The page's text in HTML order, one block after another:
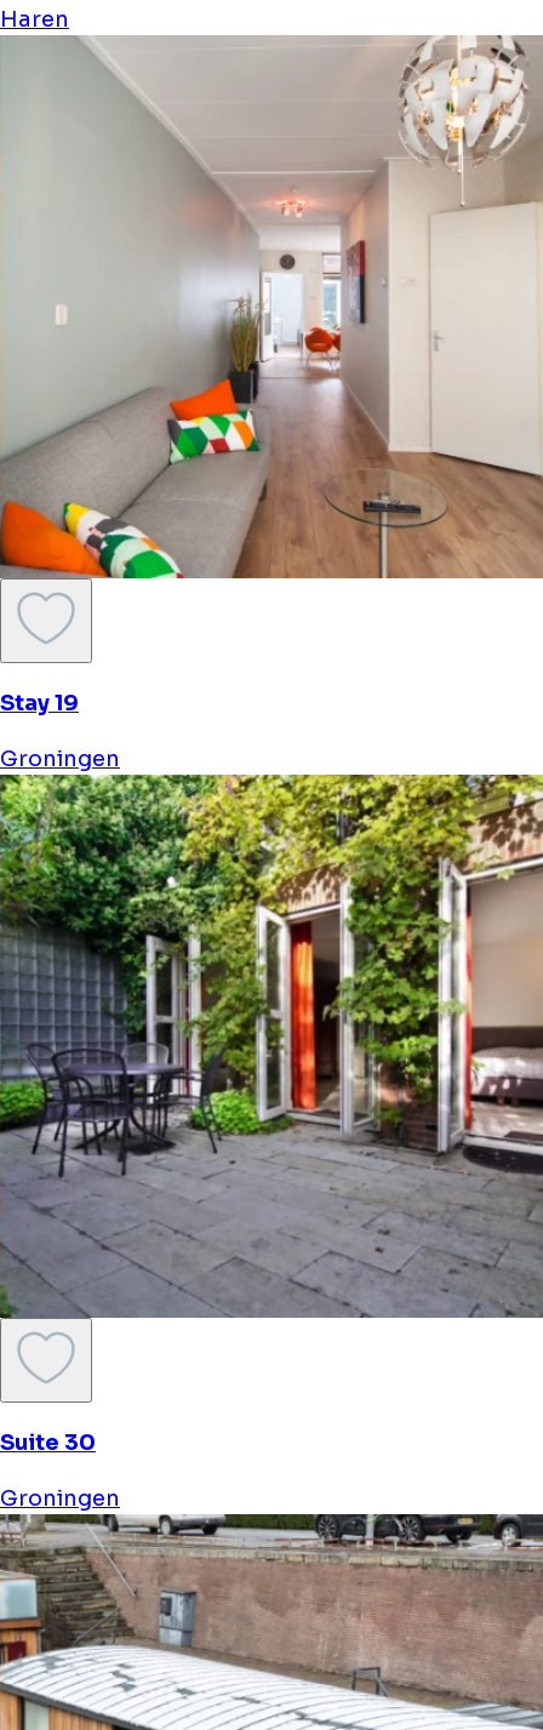
Haren
Stay 19
Groningen
Suite 30
Groningen